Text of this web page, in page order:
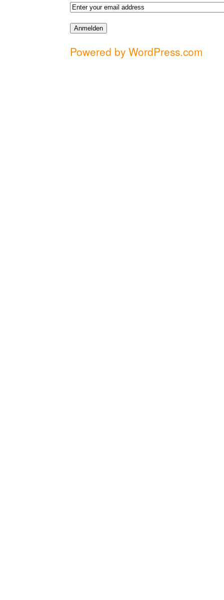
Powered by WordPress.com